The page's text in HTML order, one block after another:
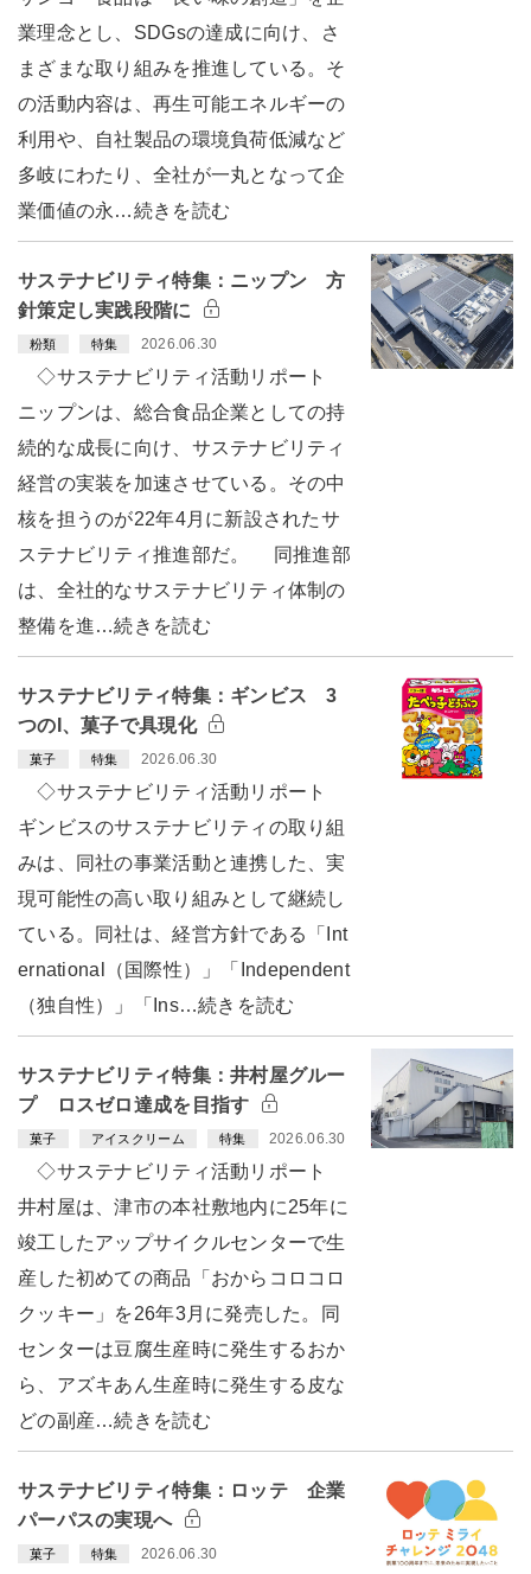
業理念とし、SDGsの達成に向け、さ
まざまな取り組みを推進している。そ
の活動内容は、再生可能エネルギーの
利用や、自社製品の環境負荷低減など
多岐にわたり、全社が一丸となって企
業価値の永…続きを読む
サステナビリティ特集：ニップン 方
針策定し実践段階に
粉類 特集 2026.06.30
◇サステナビリティ活動リポート
ニップンは、総合食品企業としての持
続的な成長に向け、サステナビリティ
経営の実装を加速させている。その中
核を担うのが22年4月に新設されたサ
ステナビリティ推進部だ。 同推進部
は、全社的なサステナビリティ体制の
整備を進…続きを読む
サステナビリティ特集：ギンビス 3
つのI、菓子で具現化
菓子 特集 2026.06.30
◇サステナビリティ活動リポート
ギンビスのサステナビリティの取り組
みは、同社の事業活動と連携した、実
現可能性の高い取り組みとして継続し
ている。同社は、経営方針である「Int
ernational（国際性）」「Independent
（独自性）」「Ins…続きを読む
サステナビリティ特集：井村屋グルー
プ ロスゼロ達成を目指す
菓子 アイスクリーム 特集 2026.06.30
◇サステナビリティ活動リポート
井村屋は、津市の本社敷地内に25年に
竣工したアップサイクルセンターで生
産した初めての商品「おからコロコロ
クッキー」を26年3月に発売した。同
センターは豆腐生産時に発生するおか
ら、アズキあん生産時に発生する皮な
どの副産…続きを読む
サステナビリティ特集：ロッテ 企業
パーパスの実現へ
菓子 特集 2026.06.30